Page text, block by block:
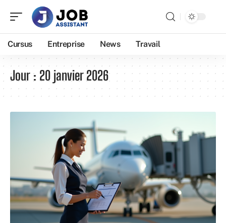
Cursus Entreprise News Travail
Jour : 20 janvier 2026